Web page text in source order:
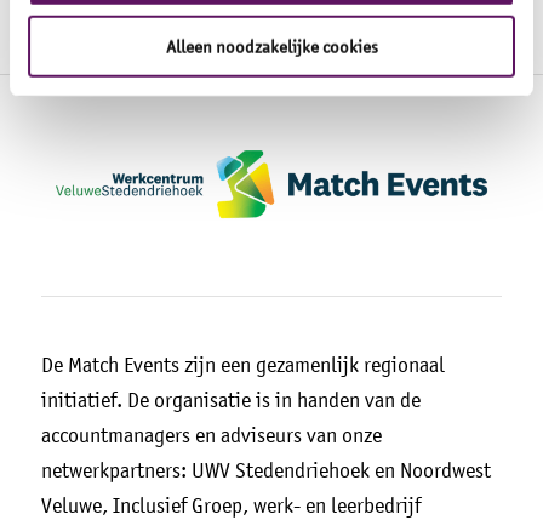
Alleen noodzakelijke cookies
De Match Events zijn een gezamenlijk regionaal
initiatief. De organisatie is in handen van de
accountmanagers en adviseurs van onze
netwerkpartners: UWV Stedendriehoek en Noordwest
Veluwe, Inclusief Groep, werk- en leerbedrijf